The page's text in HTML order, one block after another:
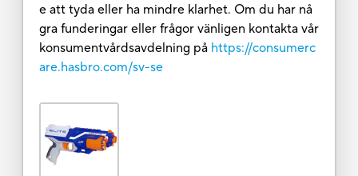
e att tyda eller ha mindre klarhet. Om du har nå
gra funderingar eller frågor vänligen kontakta vår
konsumentvårdsavdelning på https://consumerc
are.hasbro.com/sv-se